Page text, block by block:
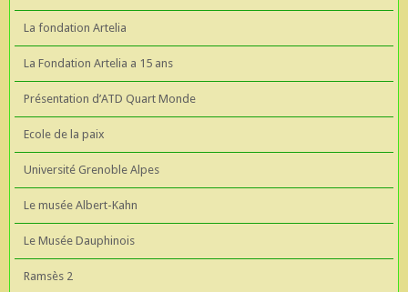
La fondation Artelia
La Fondation Artelia a 15 ans
Présentation d’ATD Quart Monde
Ecole de la paix
Université Grenoble Alpes
Le musée Albert-Kahn
Le Musée Dauphinois
Ramsès 2